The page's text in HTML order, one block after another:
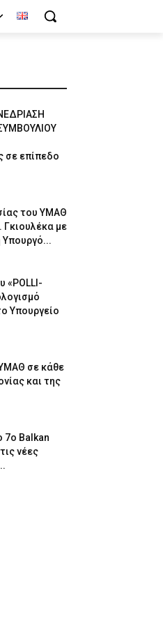
σε επίπεδο
του ΥΜΑΘ
Γκιουλέκα με
«POLLI-
Υπουργείο
σε κάθε
και της
7ο Balkan
νέες